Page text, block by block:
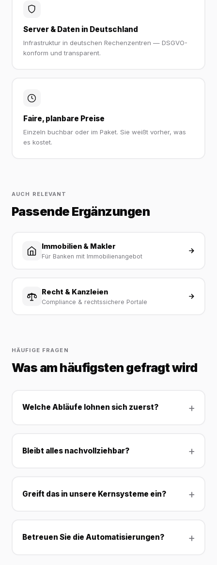
Server & Daten in Deutschland
Infrastruktur in deutschen Rechenzentren — DSGVO-
konform und transparent.
Faire, planbare Preise
Einzeln buchbar oder im Paket. Sie weißt vorher, was
es kostet.
AUCH RELEVANT
Passende Ergänzungen
Immobilien & Makler
Für Banken mit Immobilienangebot
Recht & Kanzleien
Compliance & rechtssichere Portale
HÄUFIGE FRAGEN
Was am häufigsten gefragt wird
Welche Abläufe lohnen sich zuerst?
Bleibt alles nachvollziehbar?
Greift das in unsere Kernsysteme ein?
Betreuen Sie die Automatisierungen?